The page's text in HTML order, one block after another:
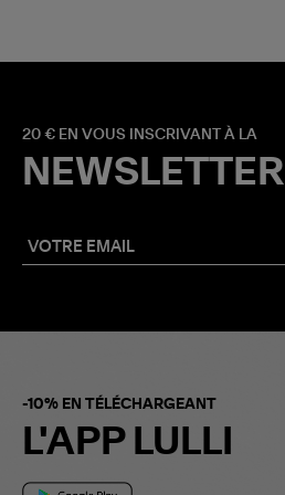
20 € EN VOUS INSCRIVANT À LA
NEWSLETTER
-10% EN TÉLÉCHARGEANT
L'APP LULLI